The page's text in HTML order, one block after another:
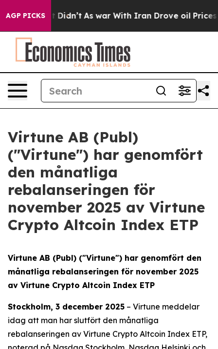
AGP PICKS
Well, it Didn’t As war With Iran Drove oil Prices
Virtune AB (Publ)
("Virtune") har genomfört
den månatliga
rebalanseringen för
november 2025 av Virtune
Crypto Altcoin Index ETP
Virtune AB (Publ) ("Virtune") har genomfört den
månatliga rebalanseringen för november 2025
av Virtune Crypto Altcoin Index ETP
Stockholm, 3 december 2025 – Virtune meddelar
idag att man har slutfört den månatliga
rebalanseringen av Virtune Crypto Altcoin Index ETP,